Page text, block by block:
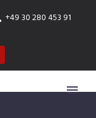
+49 30 280 453 91